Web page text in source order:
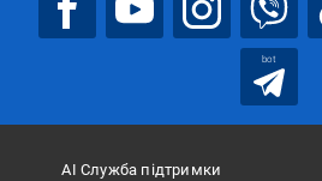
bot
АІ Служба підтримки